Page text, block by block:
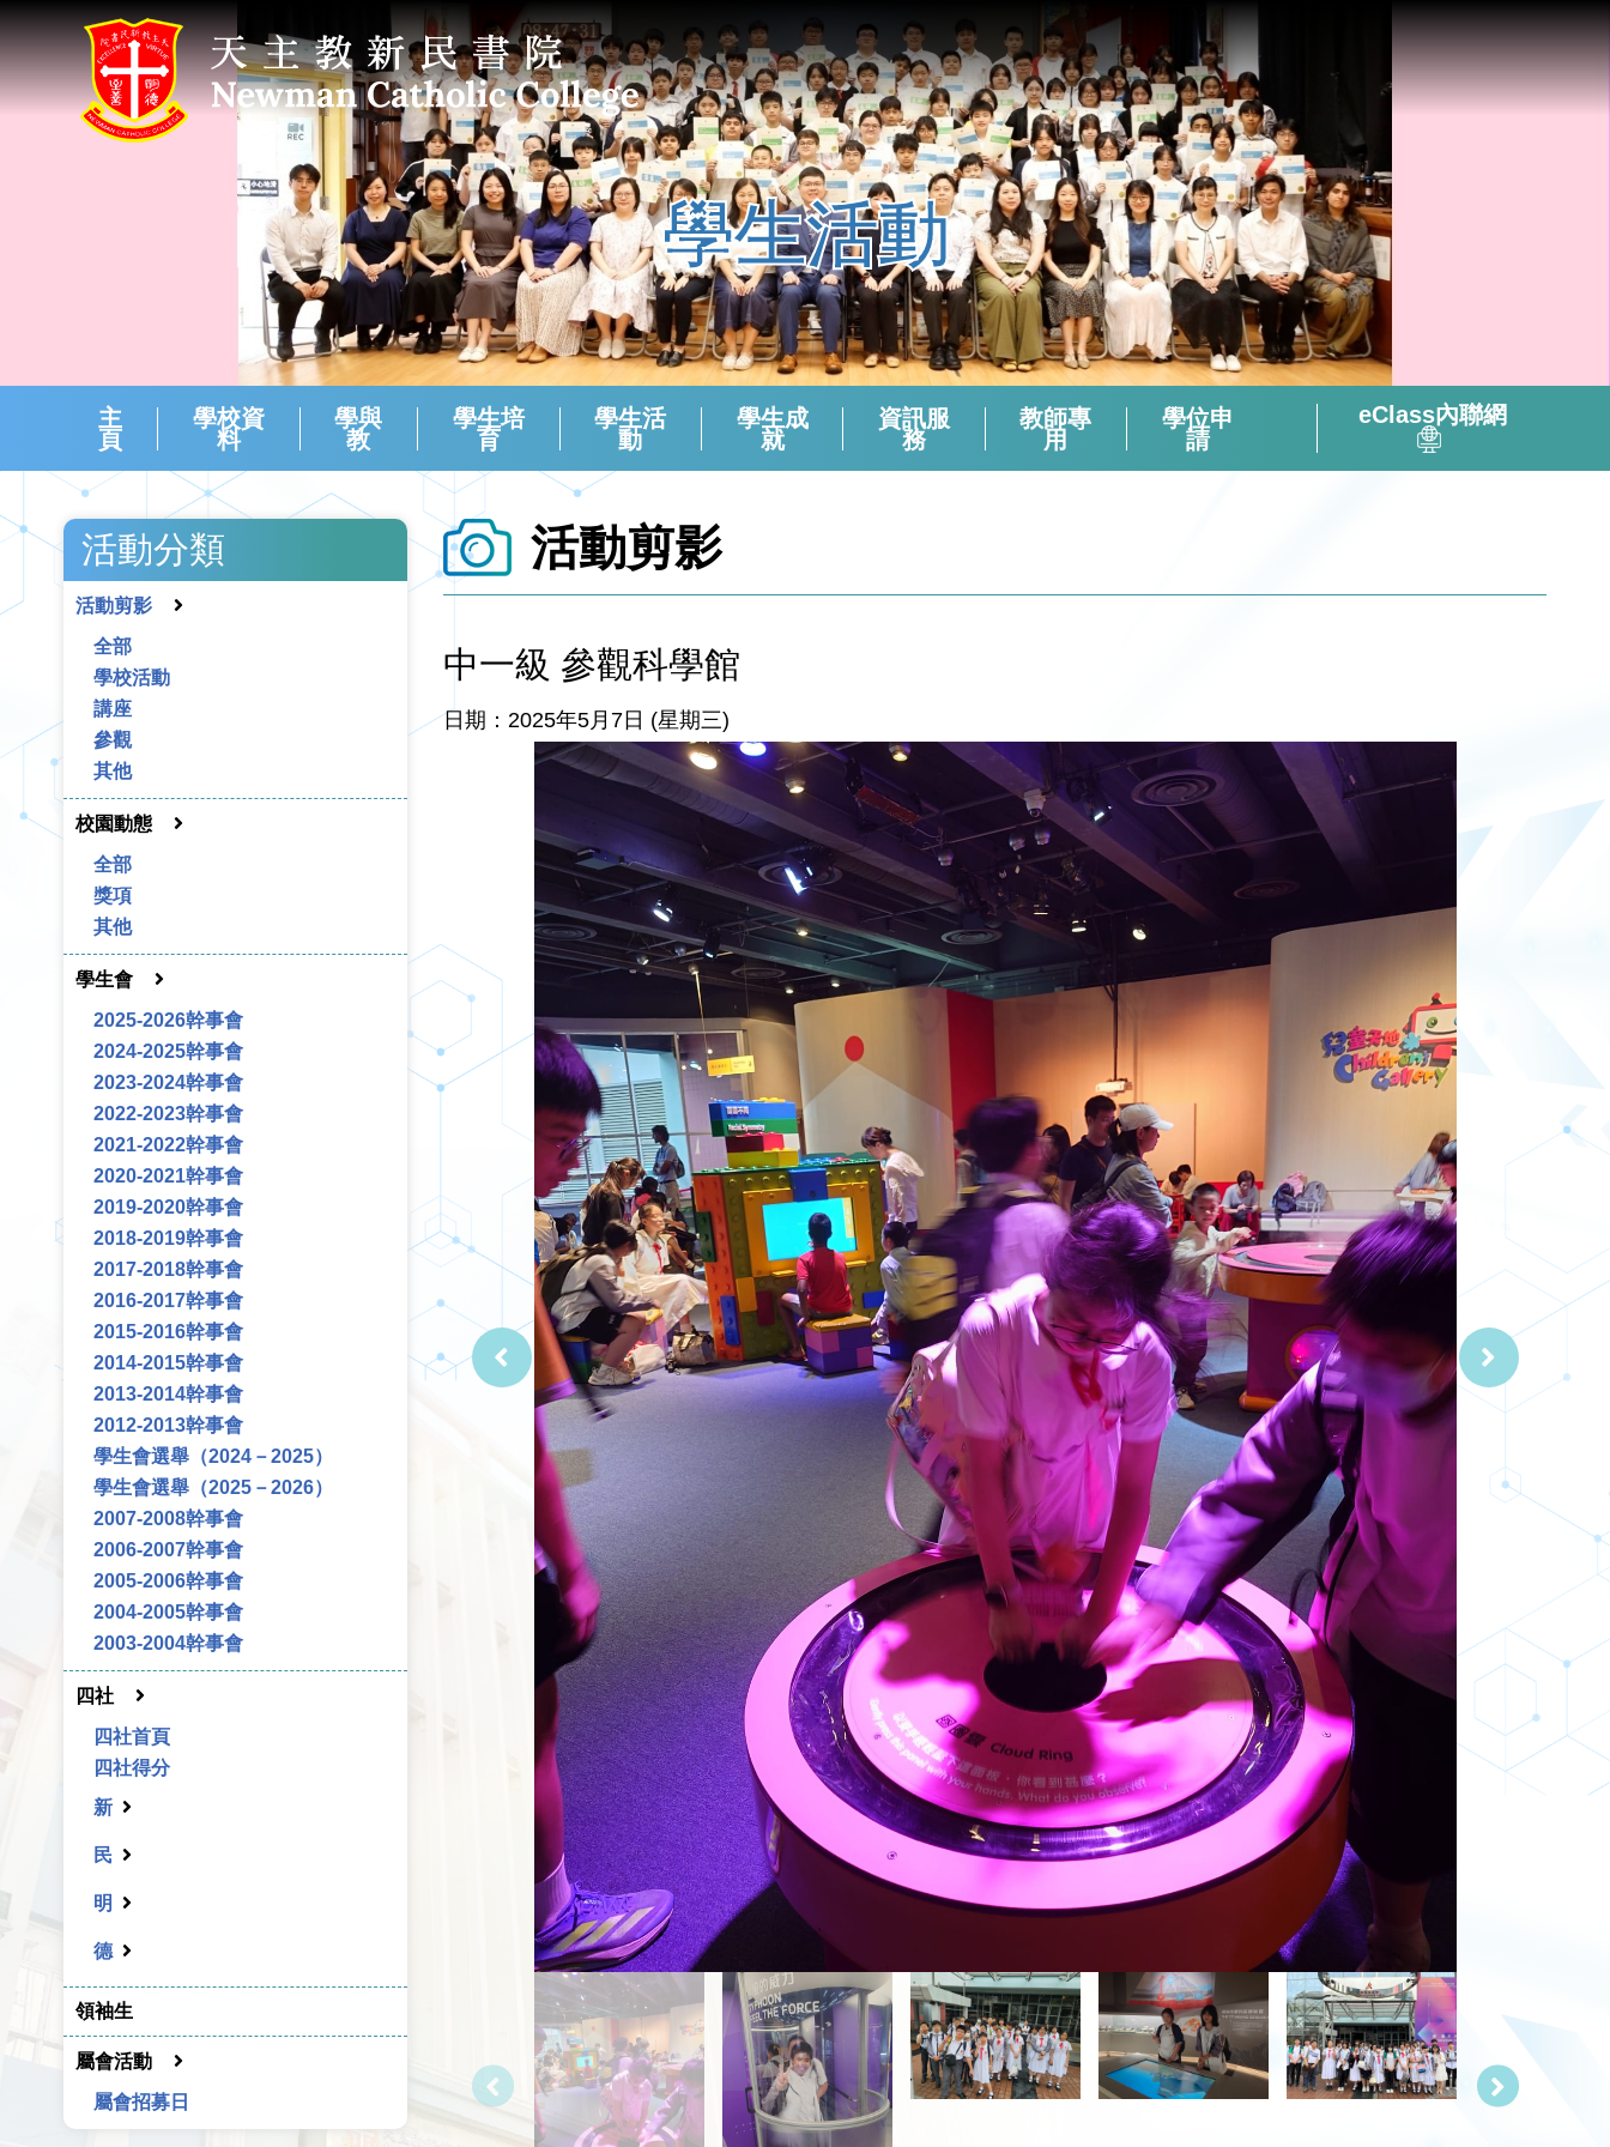
學生活動
主
頁
學校資
料
學與
教
學生培
育
學生活
動
學生成
就
資訊服
務
教師專
用
學位申
請
eClass內聯網
活動分類
活動剪影
全部
學校活動
講座
參觀
其他
校園動態
全部
獎項
其他
學生會
2025-2026幹事會
2024-2025幹事會
2023-2024幹事會
2022-2023幹事會
2021-2022幹事會
2020-2021幹事會
2019-2020幹事會
2018-2019幹事會
2017-2018幹事會
2016-2017幹事會
2015-2016幹事會
2014-2015幹事會
2013-2014幹事會
2012-2013幹事會
學生會選舉（2024－2025）
學生會選舉（2025－2026）
2007-2008幹事會
2006-2007幹事會
2005-2006幹事會
2004-2005幹事會
2003-2004幹事會
四社
四社首頁
四社得分
新
民
明
德
領袖生
屬會活動
屬會招募日
活動剪影
中一級 參觀科學館
日期：2025年5月7日 (星期三)